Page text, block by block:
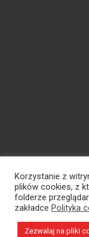
Korzystanie z
plików cookies, z
folderze
zakładce Polityka
Zezwalaj na pliki